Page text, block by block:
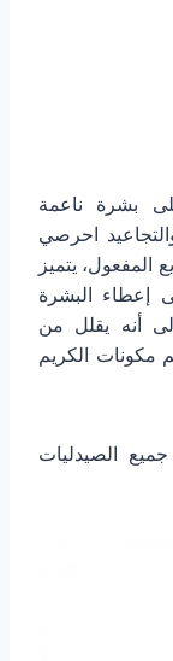
بشرة ناعمة
احرصي
يتميز
إعطاء البشرة
أنه يقلل من
مكونات الكريم
الصيدليات